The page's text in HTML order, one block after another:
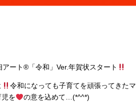
ート®「令和」Ver.年賀状スタート
令和になっても子育てを頑張ってきたマ
を
の意を込めて…(*^^*)